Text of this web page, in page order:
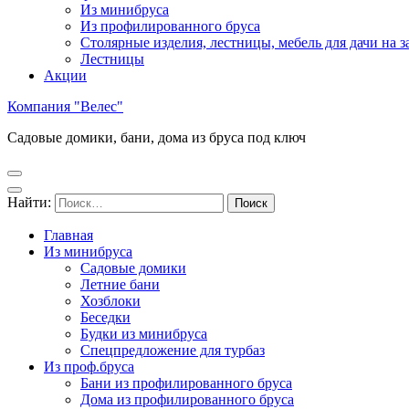
Из минибруса
Из профилированного бруса
Столярные изделия, лестницы, мебель для дачи на
Лестницы
Акции
Компания "Велес"
Садовые домики, бани, дома из бруса под ключ
Найти:
Главная
Из минибруса
Садовые домики
Летние бани
Хозблоки
Беседки
Будки из минибруса
Спецпредложение для турбаз
Из проф.бруса
Бани из профилированного бруса
Дома из профилированного бруса